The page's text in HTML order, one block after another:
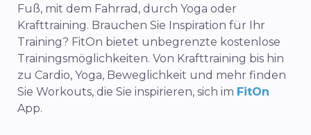
Fuß, mit dem Fahrrad, durch Yoga oder
Krafttraining. Brauchen Sie Inspiration für Ihr
Training? FitOn bietet unbegrenzte kostenlose
Trainingsmöglichkeiten. Von Krafttraining bis hin
zu Cardio, Yoga, Beweglichkeit und mehr finden
Sie Workouts, die Sie inspirieren, sich im FitOn
App.